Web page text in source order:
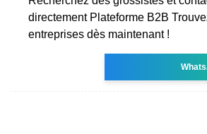
directement Plateforme B2B
entreprises dès maintenant !